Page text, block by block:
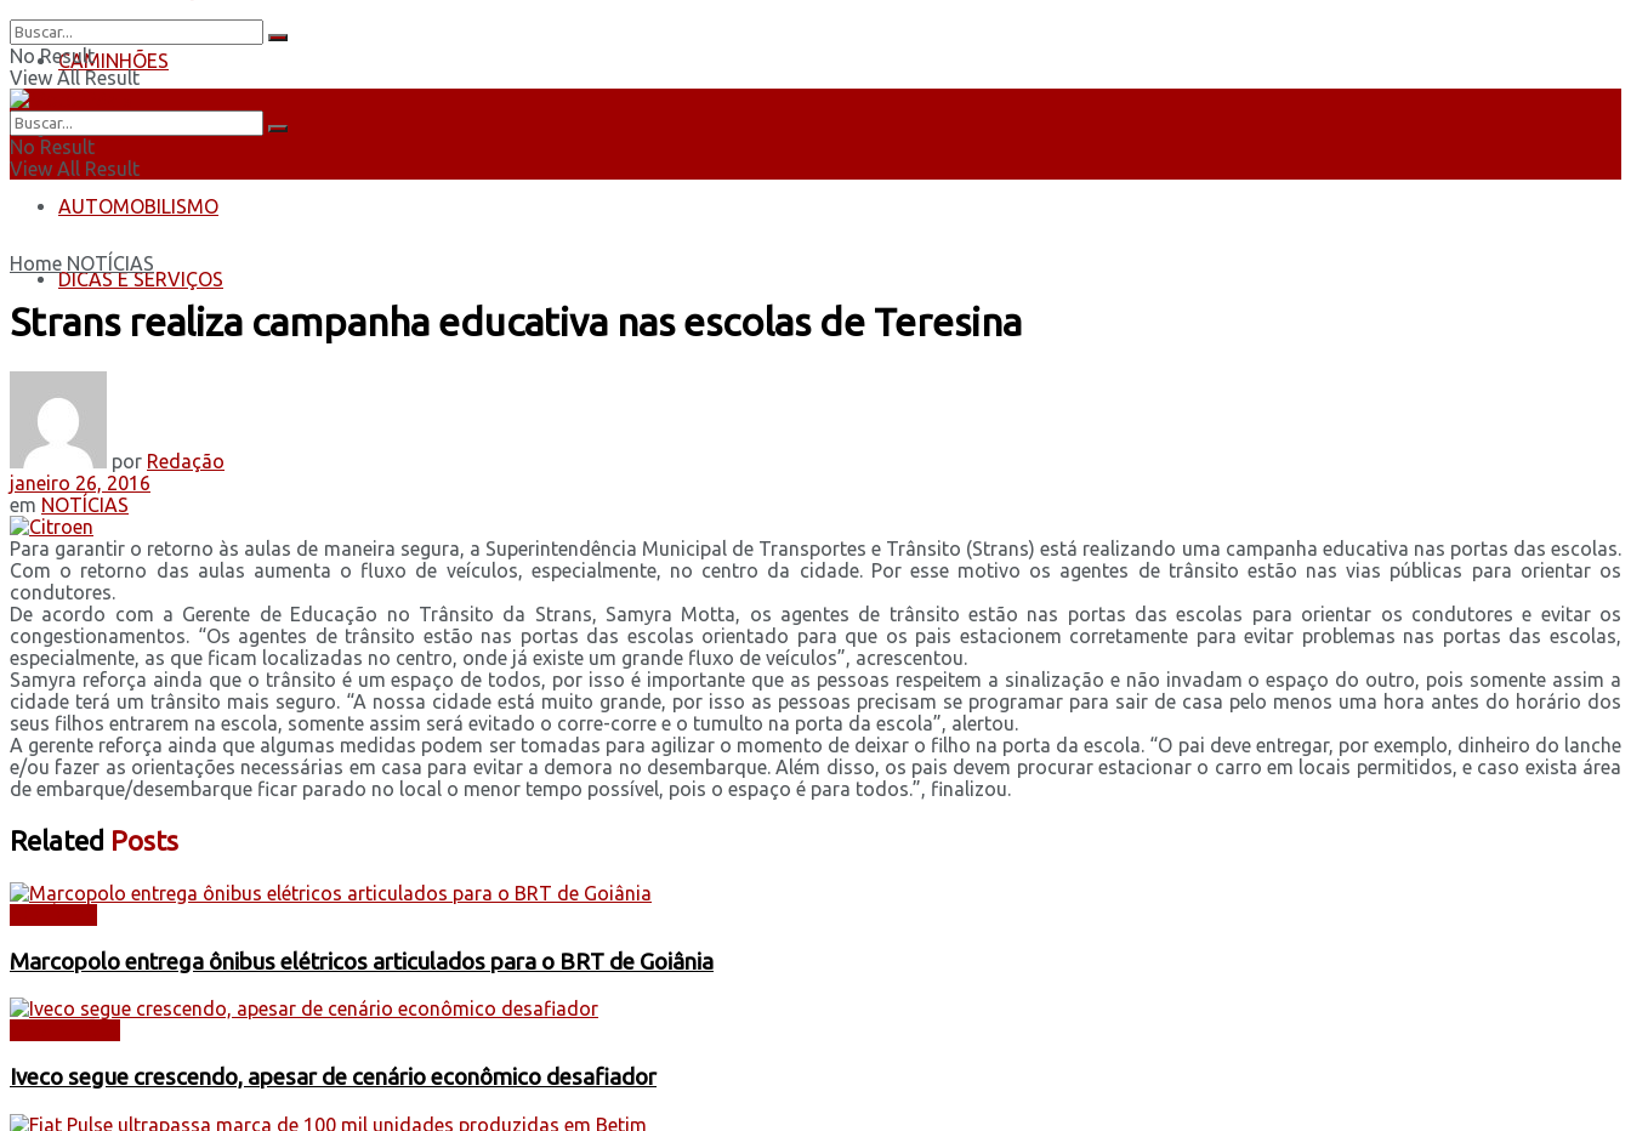
CAMINHÕES
ÔNIBUS
AUTOMOBILISMO
DICAS E SERVIÇOS
No Result
View All Result
No Result
View All Result
Home NOTÍCIAS
Strans realiza campanha educativa nas escolas de Teresina
por Redação
janeiro 26, 2016
em NOTÍCIAS
Para garantir o retorno às aulas de maneira segura, a Superintendência Municipal de Transportes e Trânsito (Strans) está realizando uma campanha educativa nas portas das escolas.
Com o retorno das aulas aumenta o fluxo de veículos, especialmente, no centro da cidade. Por esse motivo os agentes de trânsito estão nas vias públicas para orientar os
condutores.
De acordo com a Gerente de Educação no Trânsito da Strans, Samyra Motta, os agentes de trânsito estão nas portas das escolas para orientar os condutores e evitar os
congestionamentos. “Os agentes de trânsito estão nas portas das escolas orientado para que os pais estacionem corretamente para evitar problemas nas portas das escolas,
especialmente, as que ficam localizadas no centro, onde já existe um grande fluxo de veículos”, acrescentou.
Samyra reforça ainda que o trânsito é um espaço de todos, por isso é importante que as pessoas respeitem a sinalização e não invadam o espaço do outro, pois somente assim a
cidade terá um trânsito mais seguro. “A nossa cidade está muito grande, por isso as pessoas precisam se programar para sair de casa pelo menos uma hora antes do horário dos
seus filhos entrarem na escola, somente assim será evitado o corre-corre e o tumulto na porta da escola”, alertou.
A gerente reforça ainda que algumas medidas podem ser tomadas para agilizar o momento de deixar o filho na porta da escola. “O pai deve entregar, por exemplo, dinheiro do lanche
e/ou fazer as orientações necessárias em casa para evitar a demora no desembarque. Além disso, os pais devem procurar estacionar o carro em locais permitidos, e caso exista área
de embarque/desembarque ficar parado no local o menor tempo possível, pois o espaço é para todos.”, finalizou.
Related Posts
Marcopolo entrega ônibus elétricos articulados para o BRT de Goiânia
Iveco segue crescendo, apesar de cenário econômico desafiador